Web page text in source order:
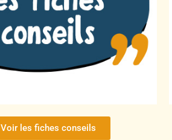
Voir les fiches conseils